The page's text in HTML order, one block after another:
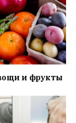
и фрукты